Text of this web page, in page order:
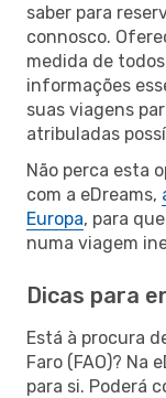
saber para
connosco.
medida de
informações
suas viagens
atribuladas
Não perca esta
com a eDreams,
Europa, para
numa viagem
Dicas para
Está à procura
Faro (FAO)? Na
para si. Poderá